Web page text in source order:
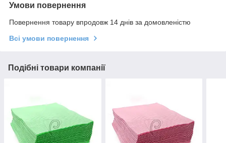
Умови повернення
Повернення товару впродовж 14 днів за домовленістю
Всі умови повернення
Подібні товари компанії